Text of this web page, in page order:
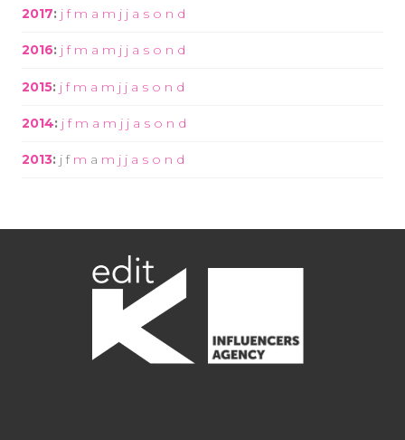
2017: j f m a m j j a s o n d
2016: j f m a m j j a s o n d
2015: j f m a m j j a s o n d
2014: j f m a m j j a s o n d
2013: j f m a m j j a s o n d